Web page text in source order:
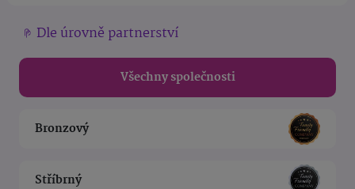
Dle úrovně partnerství
Všechny společnosti
Bronzový
Stříbrný